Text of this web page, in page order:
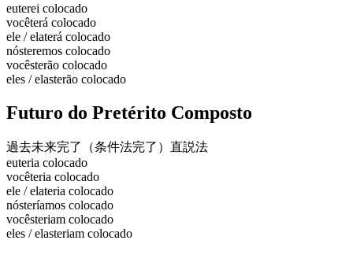
euterei colocado
vocêterá colocado
ele / elaterá colocado
nósteremos colocado
vocêsterão colocado
eles / elasterão colocado
Futuro do Pretérito Composto
過去未来完了（条件法完了） 直説法
euteria colocado
vocêteria colocado
ele / elateria colocado
nósteríamos colocado
vocêsteriam colocado
eles / elasteriam colocado